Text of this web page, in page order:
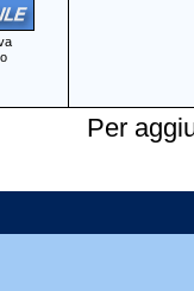
Per